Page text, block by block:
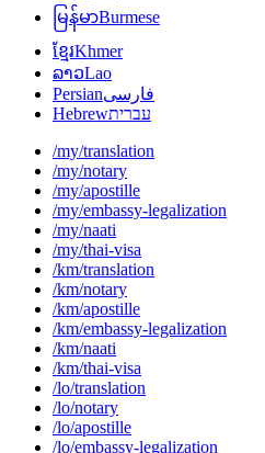
မြန်မာBurmese
ខ្មែរKhmer
ລາວLao
فارسیPersian
עבריתHebrew
/my/translation
/my/notary
/my/apostille
/my/embassy-legalization
/my/naati
/my/thai-visa
/km/translation
/km/notary
/km/apostille
/km/embassy-legalization
/km/naati
/km/thai-visa
/lo/translation
/lo/notary
/lo/apostille
/lo/embassy-legalization